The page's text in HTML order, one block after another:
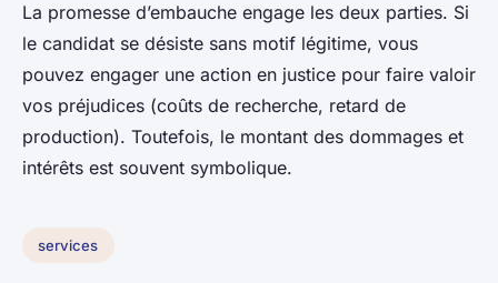
La promesse d’embauche engage les deux parties. Si
le candidat se désiste sans motif légitime, vous
pouvez engager une action en justice pour faire valoir
vos préjudices (coûts de recherche, retard de
production). Toutefois, le montant des dommages et
intérêts est souvent symbolique.
services